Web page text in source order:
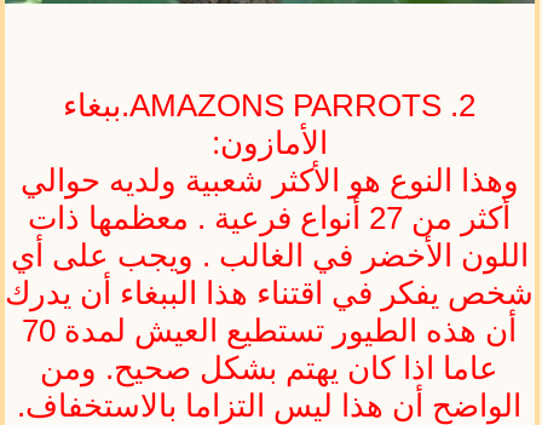
AMAZONS PARROTS .2.ببغاء
الأمازون:
وهذا النوع هو الأكثر شعبية ولديه حوالي
أكثر من 27 أنواع فرعية . معظمها ذات
اللون الأخضر في الغالب . ويجب على أي
شخص يفكر في اقتناء هذا الببغاء أن يدرك
أن هذه الطيور تستطيع العيش لمدة 70
عاما اذا كان يهتم بشكل صحيح. ومن
الواضح أن هذا ليس التزاما بالاستخفاف.